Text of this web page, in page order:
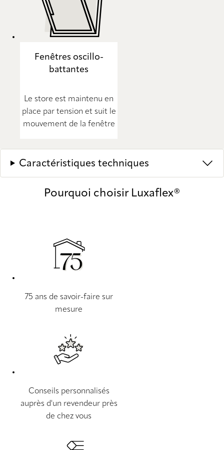
Fenêtres oscillo-
battantes
Le store est maintenu en
place par tension et suit le
mouvement de la fenêtre
Caractéristiques techniques
Pourquoi choisir Luxaflex®
75 ans de savoir-faire sur
mesure
Conseils personnalisés
auprès d'un revendeur près
de chez vous